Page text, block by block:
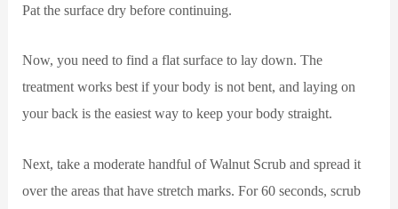
Pat the surface dry before continuing.
Now, you need to find a flat surface to lay down. The
treatment works best if your body is not bent, and laying on
your back is the easiest way to keep your body straight.
Next, take a moderate handful of Walnut Scrub and spread it
over the areas that have stretch marks. For 60 seconds, scrub